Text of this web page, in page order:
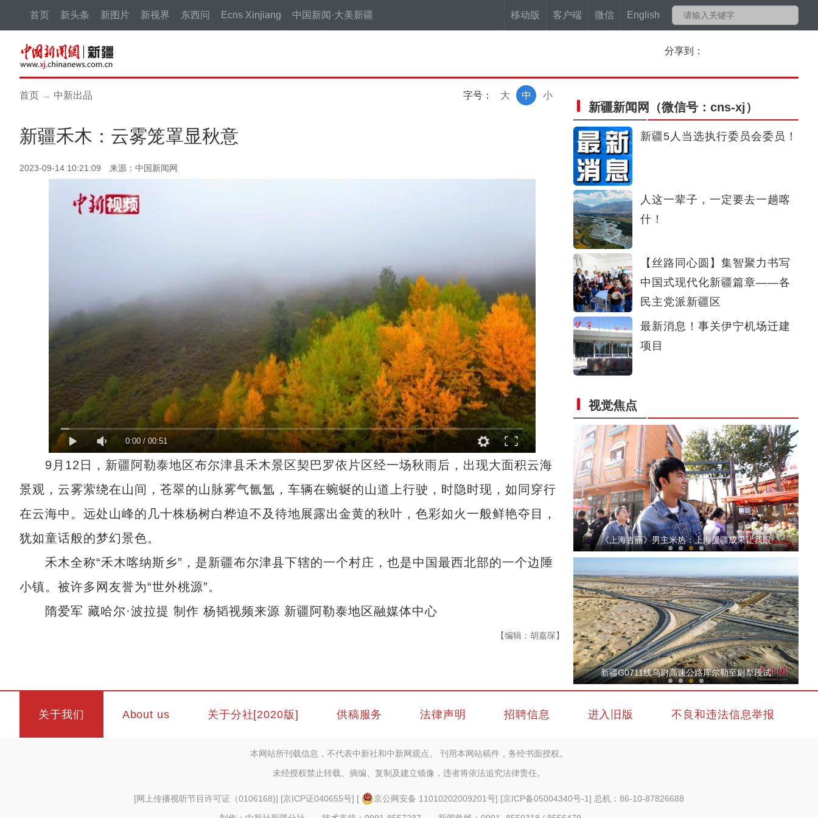
移动版 客户端 微信 English
首页 新头条 新图片 新视界 东西问 Ecns Xinjiang 中国新闻·大美新疆
分享到：
首页 → 中新出品 字号： 小
中
大
新疆禾木：云雾笼罩显秋意
2023-09-14 10:21:09 来源：中国新闻网
0:00/ 00:51
9月12日，新疆阿勒泰地区布尔津县禾木景区契巴罗依片区经一场秋雨后，出现大面积云海
景观，云雾萦绕在山间，苍翠的山脉雾气氤氲，车辆在蜿蜒的山道上行驶，时隐时现，如同穿行
在云海中。远处山峰的几十株杨树白桦迫不及待地展露出金黄的秋叶，色彩如火一般鲜艳夺目，
犹如童话般的梦幻景色。
禾木全称“禾木喀纳斯乡”，是新疆布尔津县下辖的一个村庄，也是中国最西北部的一个边陲
小镇。被许多网友誉为“世外桃源”。
隋爱军 藏哈尔·波拉提 制作 杨韬视频来源 新疆阿勒泰地区融媒体中心
【编辑：胡嘉琛】
新疆新闻网 （微信号：cns-xj）
新疆5人当选执行委员会委员！
人这一辈子，一定要去一趟喀
什！
【丝路同心圆】集智聚力书写
中国式现代化新疆篇章——各
民主党派新疆区
最新消息！事关伊宁机场迁建
项目
视觉焦点
斑斓秋色怡人 油画般风景尽显秋日之美
新疆兵团：朽木变工艺品 提升价值能致富
实拍新疆南部“稻蟹共生”示范田 生态经济双
《上海古丽》男主米热：上海援疆成果让我眼
斑斓秋色怡人 油画般风景尽显秋日之美
新疆兵团：朽木变工艺品 提升价值能致富
新疆G0711线乌尉高速公路库尔勒至尉犁段试
关于我们 About us 关于分社[2020版] 供稿服务 法律声明 招聘信息 进入旧版 不良和违法信息举报
本网站所刊载信息，不代表中新社和中新网观点。 刊用本网站稿件，务经书面授权。
未经授权禁止转载、摘编、复制及建立镜像，违者将依法追究法律责任。
[网上传播视听节目许可证（0106168)] [京ICP证040655号] [ 京公网安备 11010202009201号] [京ICP备05004340号-1] 总机：86-10-87826688